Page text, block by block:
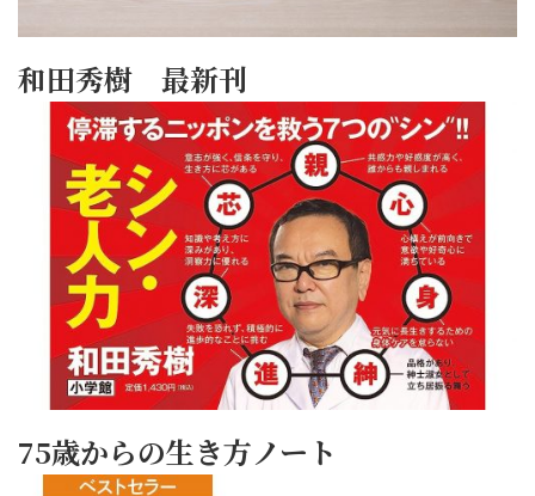
和田秀樹 最新刊
75歳からの生き方ノート